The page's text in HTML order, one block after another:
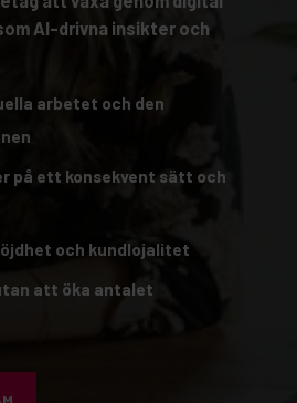
AI-drivna insikter och
arbetet och den
på ett konsekvent sätt och
och kundlojalitet
att öka antalet